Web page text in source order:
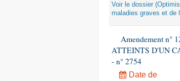
Voir le dossier
maladies graves et de
Amendement n°
ATTEINTS D'UN
- n° 2754
Date de